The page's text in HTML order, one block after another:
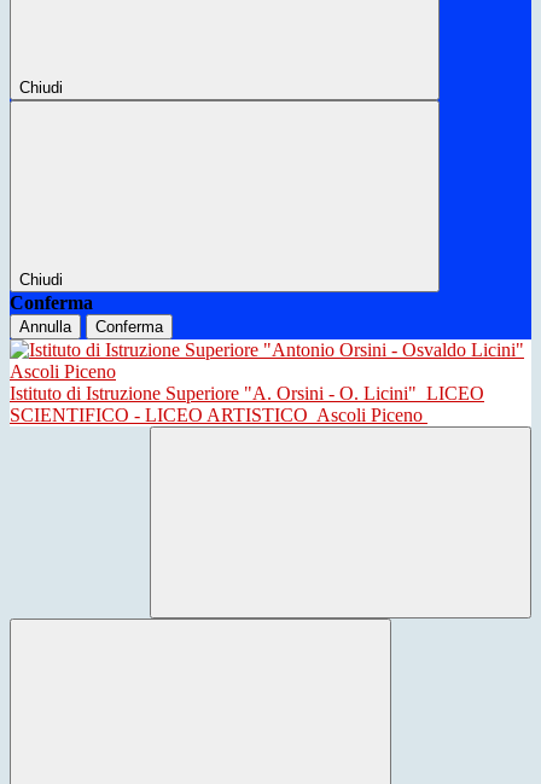
Chiudi
Chiudi
Conferma
Annulla Conferma
Istituto di Istruzione Superiore "A. Orsini - O. Licini" LICEO
SCIENTIFICO - LICEO ARTISTICO Ascoli Piceno